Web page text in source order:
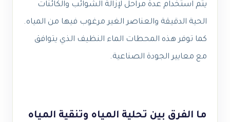
يتم استخدام عدة مراحل لإزالة الشوائب والكائنات
الحية الدقيقة والعناصر الغير مرغوب فيها من المياه.
كما توفر هذه المحطات الماء النظيف الذي يتوافق
مع معايير الجودة الصناعية.
ما الفرق بين تحلية المياه وتنقية المياه